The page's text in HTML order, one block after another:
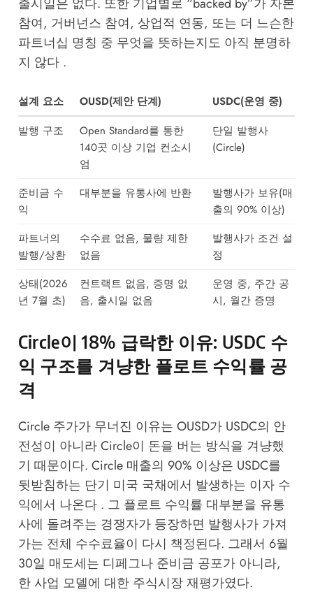
참여, 거버넌스 참여, 상업적 연동, 또는 더 느슨한
파트너십 명칭 중 무엇을 뜻하는지도 아직 분명하
지 않다 .
설계 요소 OUSD(제안 단계)
USDC(운영 중)
발행 구조
Open Standard를 통한
140곳 이상 기업 컨소시
엄
단일 발행사
(Circle)
준비금 수
익
대부분을 유통사에 반환
발행사가 보유(매
출의 90% 이상)
파트너의
발행/상환
수수료 없음, 물량 제한
없음
발행사가 조건 설
정
상태(2026
년 7월 초)
컨트랙트 없음, 증명 없
음, 출시일 없음
운영 중, 주간 공
시, 월간 증명
Circle이 18% 급락한 이유: USDC 수
익 구조를 겨냥한 플로트 수익률 공
격
Circle 주가가 무너진 이유는 OUSD가 USDC의 안
전성이 아니라 Circle이 돈을 버는 방식을 겨냥했
기 때문이다. Circle 매출의 90% 이상은 USDC를
뒷받침하는 단기 미국 국채에서 발생하는 이자 수
익에서 나온다 . 그 플로트 수익률 대부분을 유통
사에 돌려주는 경쟁자가 등장하면 발행사가 가져
가는 전체 수수료율이 다시 책정된다. 그래서 6월
30일 매도세는 디페그나 준비금 공포가 아니라,
한 사업 모델에 대한 주식시장 재평가였다.